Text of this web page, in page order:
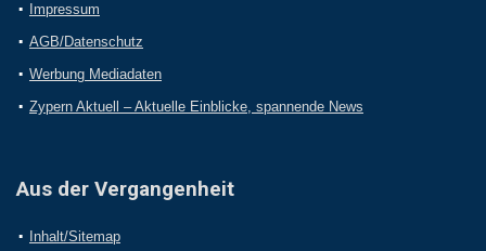
Impressum
AGB/Datenschutz
Werbung Mediadaten
Zypern Aktuell – Aktuelle Einblicke, spannende News
Aus der Vergangenheit
Inhalt/Sitemap